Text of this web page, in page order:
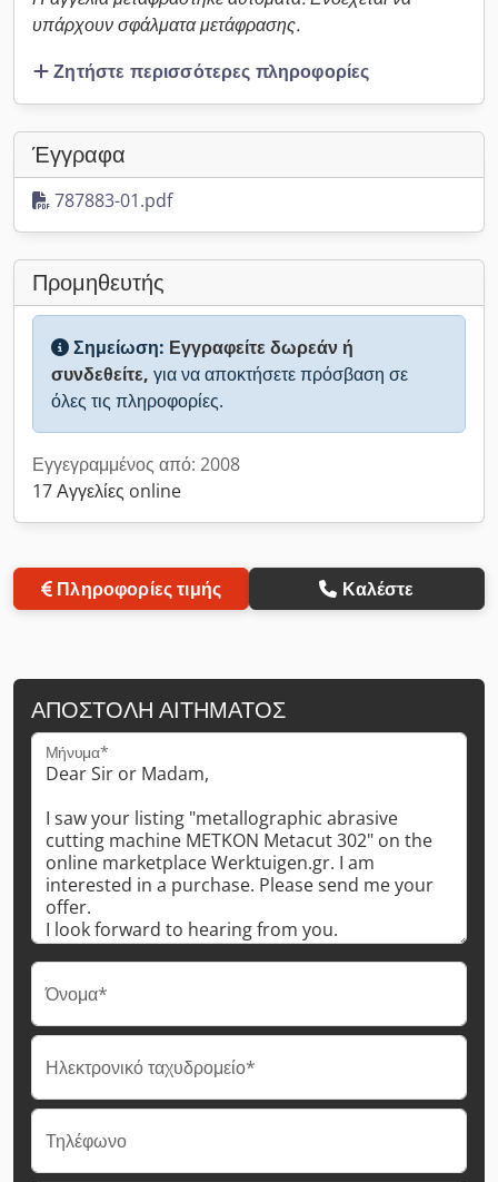
υπάρχουν σφάλματα μετάφρασης.
Ζητήστε περισσότερες πληροφορίες
Έγγραφα
787883-01.pdf
Προμηθευτής
Σημείωση: Εγγραφείτε δωρεάν ή
συνδεθείτε, για να αποκτήσετε πρόσβαση σε
όλες τις πληροφορίες.
Εγγεγραμμένος από: 2008
17 Αγγελίες online
Πληροφορίες τιμής Καλέστε
ΑΠΟΣΤΟΛΉ ΑΙΤΉΜΑΤΟΣ
Μήνυμα*
Όνομα*
Ηλεκτρονικό ταχυδρομείο*
Τηλέφωνο